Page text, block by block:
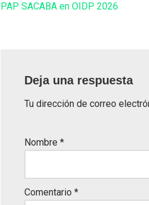
PAP SACABA en OIDP 2026
Deja una respuesta
Tu dirección de correo
Nombre *
Comentario *